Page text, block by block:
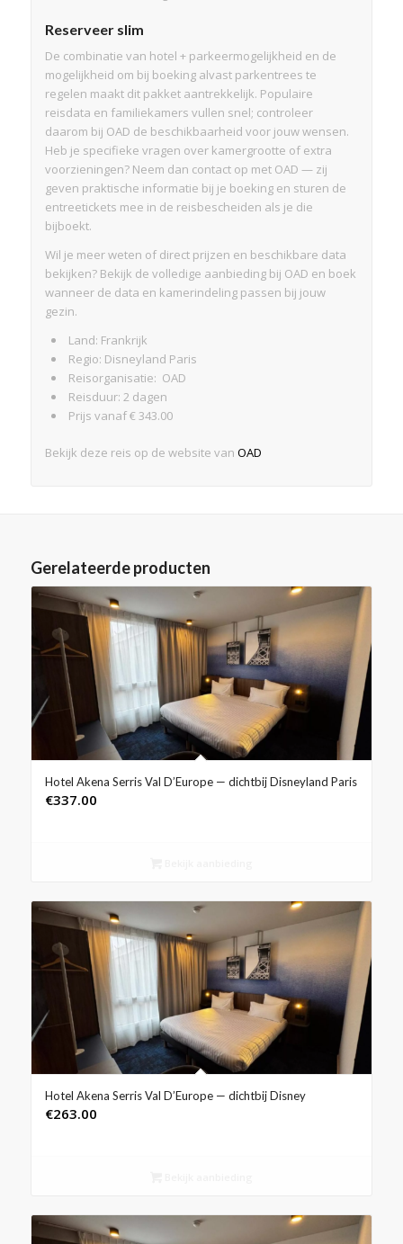
Reserveer slim
De combinatie van hotel + parkeermogelijkheid en de
mogelijkheid om bij boeking alvast parkentrees te
regelen maakt dit pakket aantrekkelijk. Populaire
reisdata en familiekamers vullen snel; controleer
daarom bij OAD de beschikbaarheid voor jouw wensen.
Heb je specifieke vragen over kamergrootte of extra
voorzieningen? Neem dan contact op met OAD — zij
geven praktische informatie bij je boeking en sturen de
entreetickets mee in de reisbescheiden als je die
bijboekt.
Wil je meer weten of direct prijzen en beschikbare data
bekijken? Bekijk de volledige aanbieding bij OAD en boek
wanneer de data en kamerindeling passen bij jouw
gezin.
Land: Frankrijk
Regio: Disneyland Paris
Reisorganisatie: OAD
Reisduur: 2 dagen
Prijs vanaf € 343.00
Bekijk deze reis op de website van OAD
Gerelateerde producten
Hotel Akena Serris Val D’Europe — dichtbij Disneyland Paris
€337.00
Hotel Akena Serris Val D’Europe — dichtbij Disney
€263.00